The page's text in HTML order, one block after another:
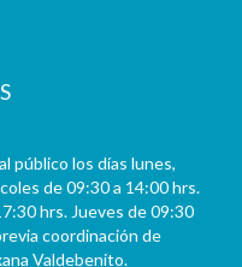
público los días lunes,
de 09:30 a 14:00 hrs.
hrs. Jueves de 09:30
coordinación de
Valdebenito.